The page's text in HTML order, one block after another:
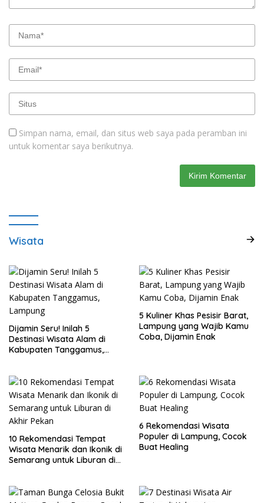
Simpan nama, email, dan situs web saya pada peramban ini
untuk komentar saya berikutnya.
Wisata
Dijamin Seru! Inilah 5
Destinasi Wisata Alam di
Kabupaten Tanggamus,
5 Kuliner Khas Pesisir Barat,
Lampung yang Wajib Kamu
Coba, Dijamin Enak
10 Rekomendasi Tempat
Wisata Menarik dan Ikonik di
Semarang untuk Liburan di
6 Rekomendasi Wisata
Populer di Lampung, Cocok
Buat Healing